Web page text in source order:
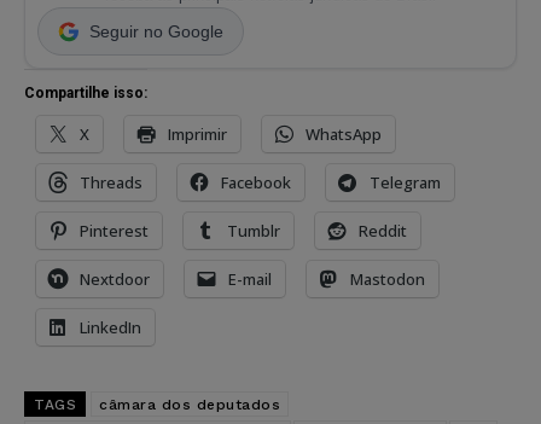
Seguir no Google
Compartilhe isso:
X Imprimir WhatsApp
Threads Facebook Telegram
Pinterest Tumblr Reddit
Nextdoor E-mail Mastodon
LinkedIn
TAGS
câmara dos deputados